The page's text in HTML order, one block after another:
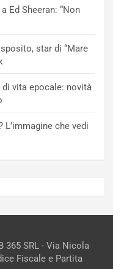
Ed Sheeran: “Non
star di “Mare
vita epocale: novità
che vedi
365 SRL - Via Nicola
Fiscale e Partita